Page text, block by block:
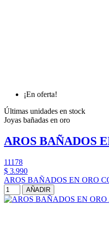
¡En oferta!
Últimas unidades en stock
Joyas bañadas en oro
AROS BAÑADOS
11178
$ 3.990
AROS BAÑADOS EN ORO
AÑADIR